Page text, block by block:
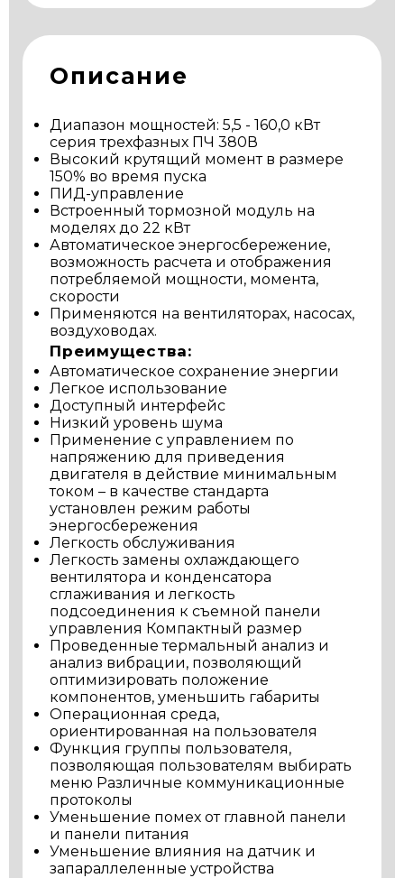
Описание
Диапазон мощностей: 5,5 - 160,0 кВт
серия трехфазных ПЧ 380В
Высокий крутящий момент в размере
150% во время пуска
ПИД-управление
Встроенный тормозной модуль на
моделях до 22 кВт
Автоматическое энергосбережение,
возможность расчета и отображения
потребляемой мощности, момента,
скорости
Применяются на вентиляторах, насосах,
воздуховодах.
Преимущества:
Автоматическое сохранение энергии
Легкое использование
Доступный интерфейс
Низкий уровень шума
Применение с управлением по
напряжению для приведения
двигателя в действие минимальным
током – в качестве стандарта
установлен режим работы
энергосбережения
Легкость обслуживания
Легкость замены охлаждающего
вентилятора и конденсатора
сглаживания и легкость
подсоединения к съемной панели
управления Компактный размер
Проведенные термальный анализ и
анализ вибрации, позволяющий
оптимизировать положение
компонентов, уменьшить габариты
Операционная среда,
ориентированная на пользователя
Функция группы пользователя,
позволяющая пользователям выбирать
меню Различные коммуникационные
протоколы
Уменьшение помех от главной панели
и панели питания
Уменьшение влияния на датчик и
запараллеленные устройства